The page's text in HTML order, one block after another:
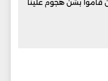
قاموا بشن هجوم علينا